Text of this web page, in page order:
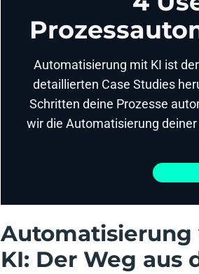
Automatisierung mit KI ist
detaillierten Case Studies
Schritten deine Prozesse
wir die Automatisierung
Automatisierung
KI: Der Weg aus